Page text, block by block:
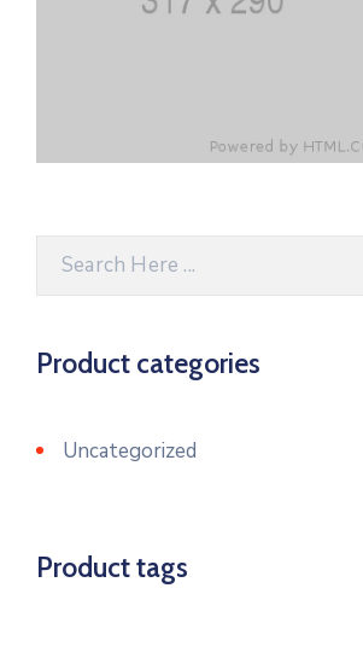
Product categories
Uncategorized
Product tags